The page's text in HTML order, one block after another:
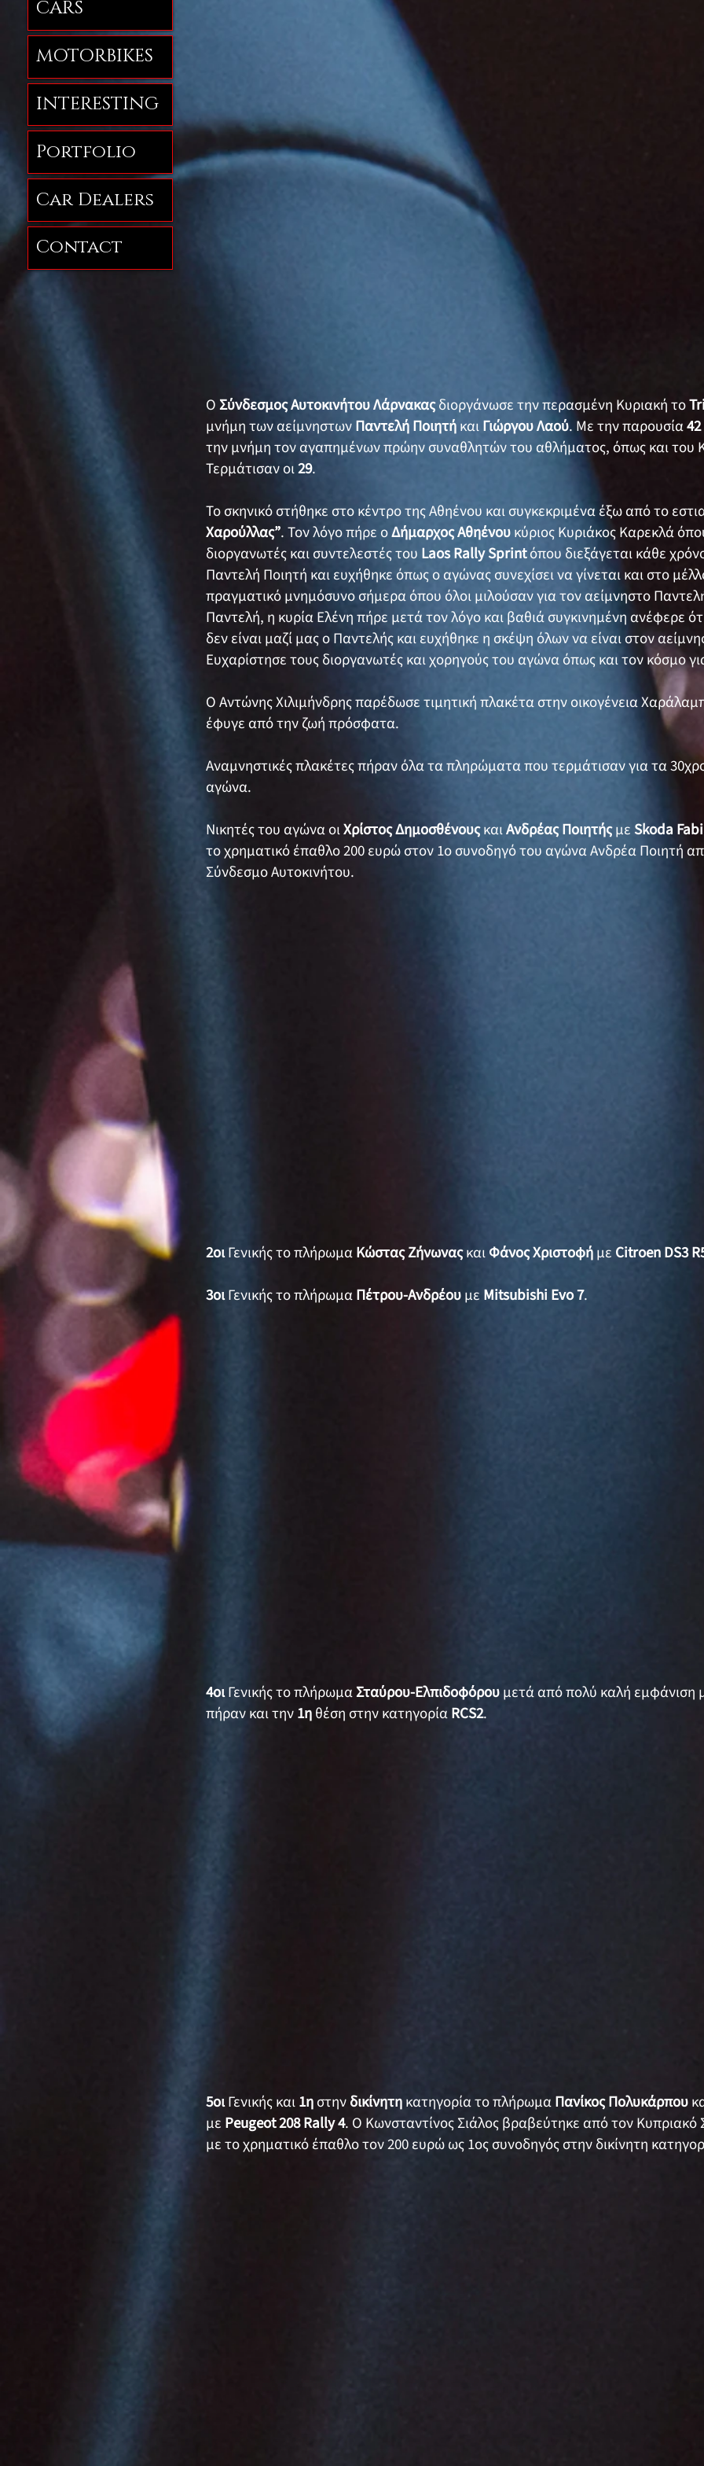
CARS
MOTORBIKES
INTERESTING
Portfolio
Car Dealers
Contact
ΟΣύνδεσμος Αυτοκινήτου Λάρνακαςδιοργάνωσε την περασμένη Κυριακή το
μνήμη των αείμνηστωνΠαντελή ΠοιητήκαιΓιώργου Λαού. Με την παρουσία42
την μνήμη τον αγαπημένων πρώην συναθλητών του αθλήματος, όπως και του
Τερμάτισαν οι29.
Το σκηνικό στήθηκε στο κέντρο της Αθηένου και συγκεκριμένα έξω από το
Χαρούλλας”. Τον λόγο πήρε οΔήμαρχος Αθηένουκύριος Κυριάκος Καρεκλά
διοργανωτές και συντελεστές του Laos Rally Sprintόπου διεξάγεται κάθε
Παντελή Ποιητή και ευχήθηκε όπως ο αγώνας συνεχίσει να γίνεται και στο
πραγματικό μνημόσυνο σήμερα όπου όλοι μιλούσαν για τον αείμνηστο
Παντελή, η κυρία Ελένη πήρε μετά τον λόγο και βαθιά συγκινημένη ανέφερε
δεν είναι μαζί μας ο Παντελής και ευχήθηκε η σκέψη όλων να είναι στον
Ευχαρίστησε τους διοργανωτές και χορηγούς του αγώνα όπως και τον κόσμο
Ο Αντώνης Χιλιμήνδρης παρέδωσε τιμητική πλακέτα στην οικογένεια
έφυγε από την ζωή πρόσφατα.
Αναμνηστικές πλακέτες πήραν όλα τα πληρώματα που τερμάτισαν για τα
αγώνα.
Νικητές του αγώνα οιΧρίστος ΔημοσθένουςκαιΑνδρέας Ποιητήςμε Skoda
το χρηματικό έπαθλο 200 ευρώ στον 1ο συνοδηγό του αγώνα Ανδρέα Ποιητή
Σύνδεσμο Αυτοκινήτου.
2οιΓενικής το πλήρωμαΚώστας ΖήνωναςκαιΦάνος Χριστοφήμε Citroen DS3
3οιΓενικής το πλήρωμαΠέτρου-Ανδρέουμε Mitsubishi Evo 7.
4οιΓενικής το πλήρωμαΣταύρου-Ελπιδοφόρουμετά από πολύ καλή εμφάνιση
πήραν και την1ηθέση στην κατηγορίαRCS2.
5οιΓενικής και1ηστηνδικίνητηκατηγορία το πλήρωμαΠανίκος Πολυκάρπου
με Peugeot 208 Rally 4. Ο Κωνσταντίνος Σιάλος βραβεύτηκε από τον Κυπριακό
με το χρηματικό έπαθλο τον 200 ευρώ ως 1ος συνοδηγός στην δικίνητη